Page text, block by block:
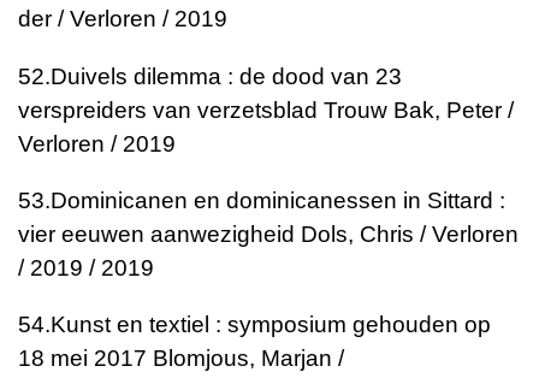
der / Verloren / 2019
52.Duivels dilemma : de dood van 23
verspreiders van verzetsblad Trouw Bak, Peter /
Verloren / 2019
53.Dominicanen en dominicanessen in Sittard :
vier eeuwen aanwezigheid Dols, Chris / Verloren
/ 2019 / 2019
54.Kunst en textiel : symposium gehouden op
18 mei 2017 Blomjous, Marjan /